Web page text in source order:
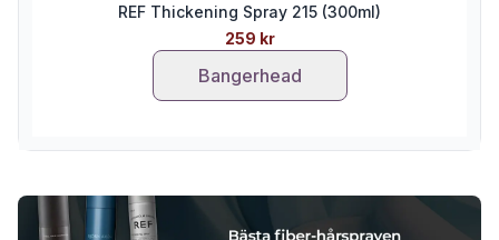
REF Thickening Spray 215 (300ml)
259 kr
Bangerhead